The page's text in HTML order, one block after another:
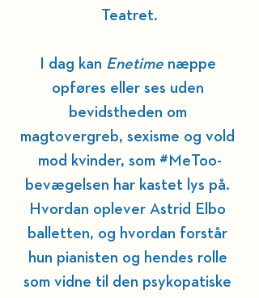
Teatret.
I dag kan Enetime næppe
opføres eller ses uden
bevidstheden om
magtovergreb, sexisme og vold
mod kvinder, som #MeToo-
bevægelsen har kastet lys på.
Hvordan oplever Astrid Elbo
balletten, og hvordan forstår
hun pianisten og hendes rolle
som vidne til den psykopatiske